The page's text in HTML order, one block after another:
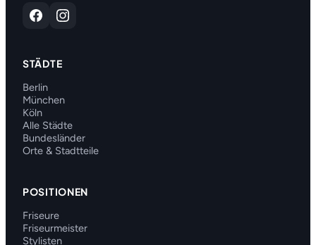
STÄDTE
Berlin
München
Köln
Alle Städte
Bundesländer
Orte & Stadtteile
POSITIONEN
Friseure
Friseurmeister
Stylisten